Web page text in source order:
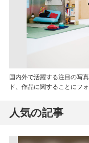
国内外で活躍する注目の写
ド、作品に関することにフ
人気の記事